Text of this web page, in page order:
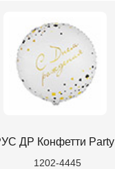
ДР Конфетти
1202-4445